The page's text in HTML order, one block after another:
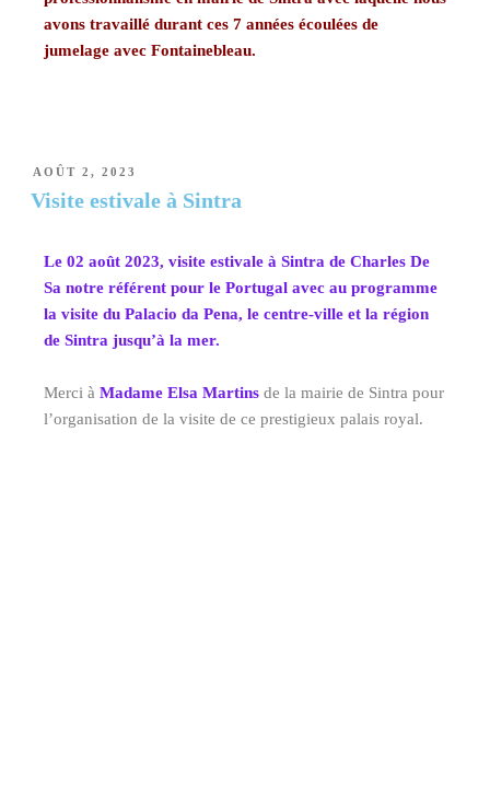
avons travaillé durant ces 7 années écoulées de
jumelage avec Fontainebleau.
AOÛT 2, 2023
Visite estivale à Sintra
Le 02 août 2023, visite estivale à Sintra de Charles De
Sa notre référent pour le Portugal avec au programme
la visite du Palacio da Pena, le centre-ville et la région
de Sintra jusqu’à la mer.
Merci à Madame Elsa Martins de la mairie de Sintra pour
l’organisation de la visite de ce prestigieux palais royal.